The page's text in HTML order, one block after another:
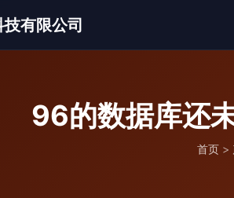
有限公司
96的数据库还
首页 >